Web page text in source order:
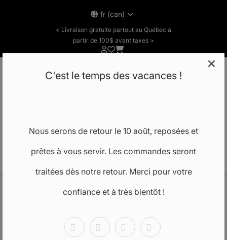
C'est le temps des vacances !
Nous serons de retour le 10 août, reposées et
prêtes à vous servir. Les commandes seront
traitées dès notre retour. Merci pour votre
confiance et à très bientôt !
fr (can)
< Livraison gratuite partout au Québec à
partir de 100$ avant taxes >
FR
FRANCE ACIDES DE FRUITS AHA AZ